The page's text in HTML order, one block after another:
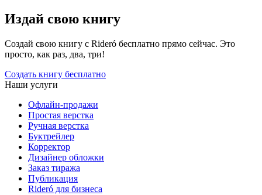
Издай свою книгу
Создай свою книгу с Rideró бесплатно прямо сейчас. Это
просто, как раз, два, три!
Создать книгу бесплатно
Наши услуги
Офлайн-продажи
Простая верстка
Ручная верстка
Буктрейлер
Корректор
Дизайнер обложки
Заказ тиража
Публикация
Rideró для бизнеса